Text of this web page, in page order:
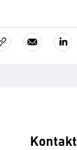
Kontakt